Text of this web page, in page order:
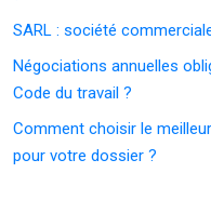
SARL : société
Négociations annuelles
Code du travail ?
Comment choisir le
pour votre dossier ?